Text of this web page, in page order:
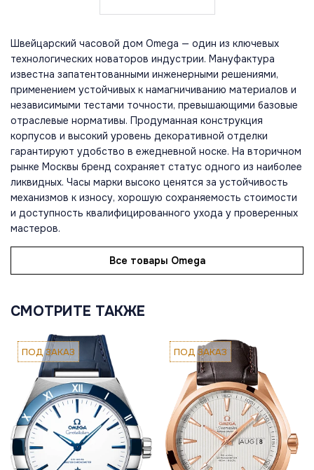
Швейцарский часовой дом Omega — один из ключевых
технологических новаторов индустрии. Мануфактура
известна запатентованными инженерными решениями,
применением устойчивых к намагничиванию материалов и
независимыми тестами точности, превышающими базовые
отраслевые нормативы. Продуманная конструкция
корпусов и высокий уровень декоративной отделки
гарантируют удобство в ежедневной носке. На вторичном
рынке Москвы бренд сохраняет статус одного из наиболее
ликвидных. Часы марки высоко ценятся за устойчивость
механизмов к износу, хорошую сохраняемость стоимости
и доступность квалифицированного ухода у проверенных
мастеров.
Все товары Omega
СМОТРИТЕ ТАКЖЕ
ПОД ЗАКАЗ ПОД ЗАКАЗ